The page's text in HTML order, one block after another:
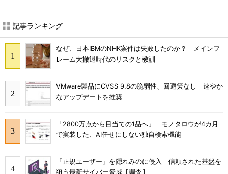
記事ランキング
なぜ、日本IBMのNHK案件は失敗したのか？ メインフ
レーム大撤退時代のリスクと教訓
VMware製品にCVSS 9.8の脆弱性、回避策なし 速やか
なアップデートを推奨
「2800万点から目当ての1品へ」 モノタロウが4カ月
で実装した、AI任せにしない独自検索機能
「正規ユーザー」を隠れみのに侵入 信頼された基盤を
狙う最新サイバー脅威【調査】